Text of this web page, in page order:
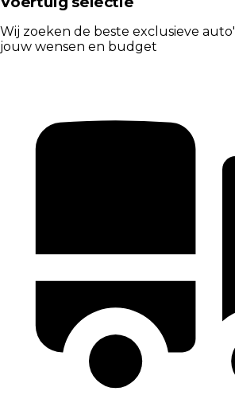
Wij zoeken de beste exclusieve
jouw wensen en budget